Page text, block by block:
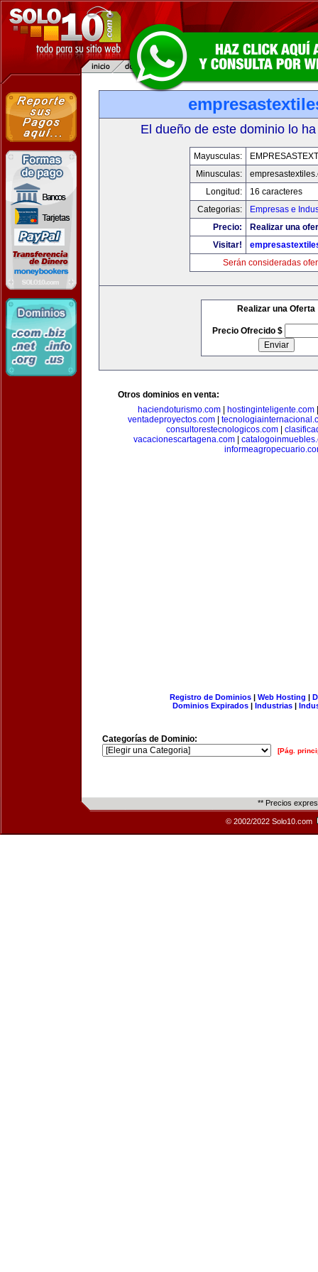
El dueño de este dominio lo
Mayusculas:
Minusculas:
Longitud:
16 caracteres
Categorias:
Empresas e
Precio:
Realizar una
Visitar!
Serán consideradas
Realizar una Oferta
Precio Ofrecido $
Otros dominios en venta:
haciendoturismo.com
hostinginteligente.com
ventadeproyectos.com|
consultorestecnologicos.com
vacacionescartagena.com
Registro de Dominios| Web Hosting |
Dominios Expirados | Industrias |
Categorías de Dominio:
[Pág.
** Precios
© 2002/2022 Solo10.com